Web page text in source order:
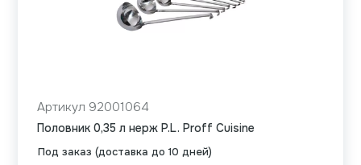
Под заказ (доставка до 10 дней)
Артикул 92001064
Половник 0,35 л нерж P.L. Proff Cuisine